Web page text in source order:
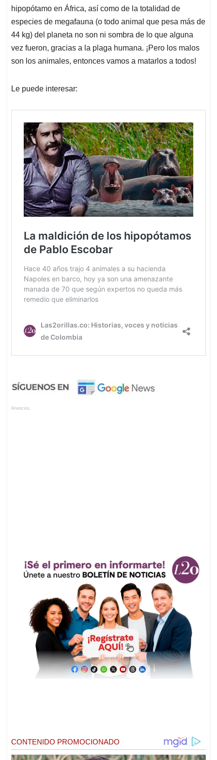
hipopótamo en África, así como de la totalidad de
especies de megafauna (o todo animal que pesa más de
44 kg) del planeta no son ni sombra de lo que alguna
vez fueron, gracias a la plaga humana. ¡Pero los malos
son los animales, entonces vamos a matarlos a todos!
Le puede interesar:
Anuncios.